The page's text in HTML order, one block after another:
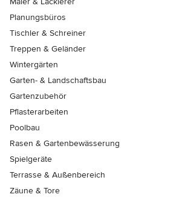
Planungsbüros
Tischler & Schreiner
Treppen & Geländer
Wintergärten
Garten- & Landschaftsbau
Gartenzubehör
Pflasterarbeiten
Poolbau
Rasen & Gartenbewässerung
Spielgeräte
Terrasse & Außenbereich
Zäune & Tore